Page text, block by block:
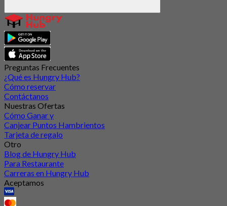
Preguntas Frecuentes
¿Qué es Hungry Hub?
Cómo reservar
Contáctanos
Nuestras Ofertas
Cómo Ganar y
Canjear Puntos Hambrientos
Tarjeta de regalo
Otro
Blog de Hungry Hub
Para Restaurante
Carreras en Hungry Hub
Aceptamos